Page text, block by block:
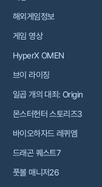
해외게임정보
게임 영상
HyperX OMEN
브이 라이징
일곱 개의 대죄: Origin
몬스터헌터 스토리즈3
바이오하자드 레퀴엠
드래곤 퀘스트7
풋볼 매니저26